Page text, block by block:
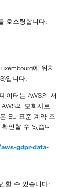
호스팅합니다:
에 위치
입니다.
이터는 AWS의 서
의 모회사로
EU 표준 계약 조
인할 수 있습니
gdpr-data-
할 수 있습니다: